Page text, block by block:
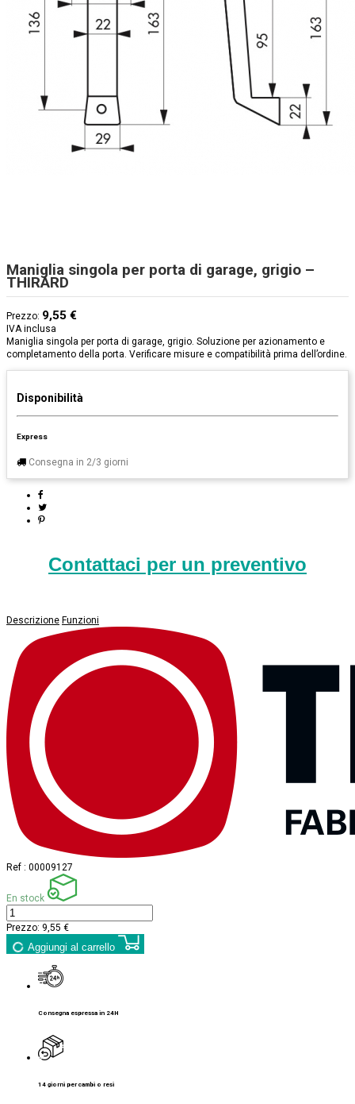
Maniglia singola per porta di garage, grigio –
THIRARD
Prezzo: 9,55 €
IVA inclusa
Maniglia singola per porta di garage, grigio. Soluzione per azionamento e
completamento della porta. Verificare misure e compatibilità prima dell’ordine.
Disponibilità
Express
Consegna in 2/3 giorni
Contattaci per un preventivo
Descrizione Funzioni
Ref : 00009127
En stock
Prezzo: 9,55 €
Aggiungi al carrello
Consegna espressa in 24H
14 giorni per cambi o resi